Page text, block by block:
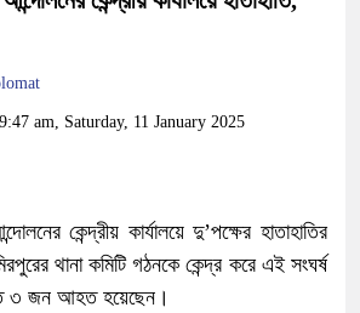
am, Saturday, 11 January 2025
কেন্দ্রীয় কার্যালয়ে দু’পক্ষের হাতাহাতির
থানা কমিটি গঠনকে কেন্দ্র করে এই সংঘর্ষ
৩ জন আহত হয়েছেন।